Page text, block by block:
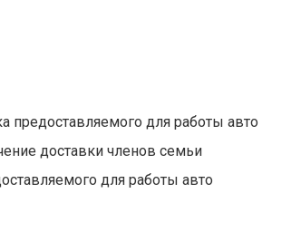
предоставляемого для работы авто
доставки членов семьи
для работы авто